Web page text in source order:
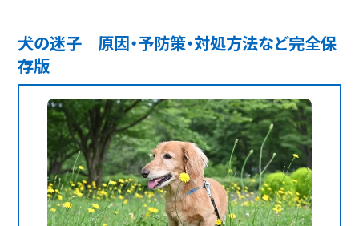
犬の迷子 原因・予防策・対処方法など完全保
存版